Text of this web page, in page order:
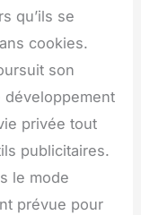
qu’ils se
cookies.
son
développement
privée tout
publicitaires.
le mode
prévue pour